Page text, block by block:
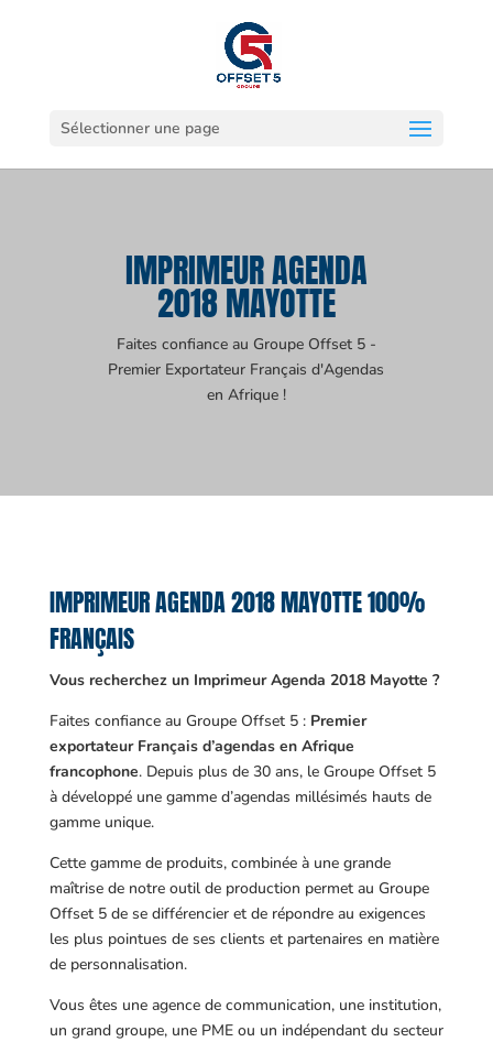
Sélectionner une page
IMPRIMEUR AGENDA
2018 MAYOTTE
Faites confiance au Groupe Offset 5 -
Premier Exportateur Français d'Agendas
en Afrique !
IMPRIMEUR AGENDA 2018 MAYOTTE 100%
FRANÇAIS
Vous recherchez un Imprimeur Agenda 2018 Mayotte ?
Faites confiance au Groupe Offset 5 : Premier
exportateur Français d’agendas en Afrique
francophone. Depuis plus de 30 ans, le Groupe Offset 5
à développé une gamme d’agendas millésimés hauts de
gamme unique.
Cette gamme de produits, combinée à une grande
maîtrise de notre outil de production permet au Groupe
Offset 5 de se différencier et de répondre au exigences
les plus pointues de ses clients et partenaires en matière
de personnalisation.
Vous êtes une agence de communication, une institution,
un grand groupe, une PME ou un indépendant du secteur